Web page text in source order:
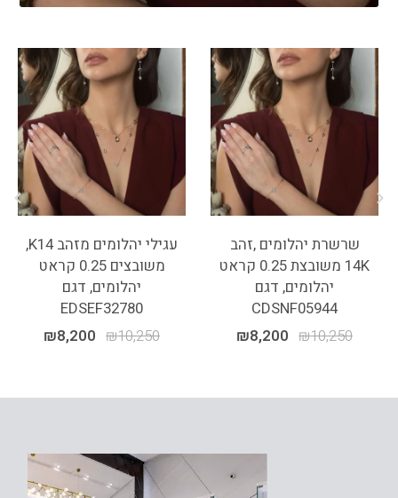
שרשרת יהלומים ,זהב
14K משובצת 0.25 קראט
יהלומים, דגם
CDSNF05944
₪10,250
₪8,200
עגילי יהלומים מזהב K14,
משובצים 0.25 קראט
יהלומים, דגם
EDSEF32780
₪10,250
₪8,200